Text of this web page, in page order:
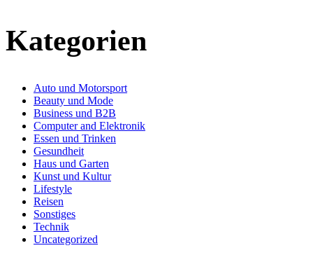
Kategorien
Auto und Motorsport
Beauty und Mode
Business und B2B
Computer and Elektronik
Essen und Trinken
Gesundheit
Haus und Garten
Kunst und Kultur
Lifestyle
Reisen
Sonstiges
Technik
Uncategorized